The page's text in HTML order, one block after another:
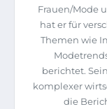
Frauen/Mode
hat er für
Themen wie
berichtet.
komplexer
die